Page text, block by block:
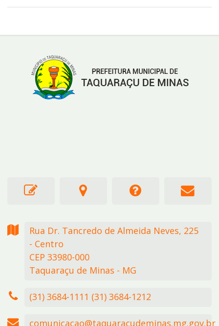
Rua Dr. Tancredo de Almeida Neves, 225
- Centro
CEP 33980-000
Taquaraçu de Minas - MG
(31) 3684-1111 (31) 3684-1212
comunicacao@taquaracudeminas.mg.gov.br